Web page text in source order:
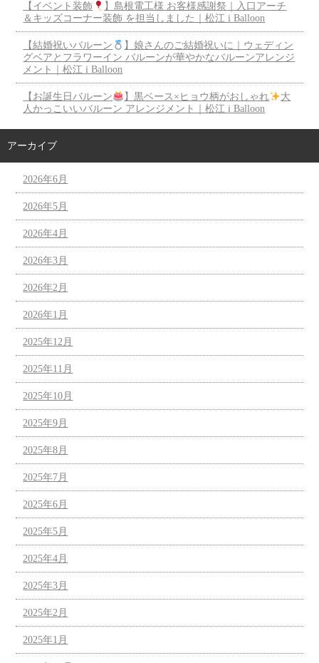
【イベント装飾
】島根電工様 お客様感謝祭｜入口アーチ
＆キッズコーナー装飾 を担当しました｜松江 i Balloon
【結婚祝いバルーン
】娘さんのご結婚祝いに｜ウェディン
グベアとフラワーイン バルーンが華やかなバルーンアレンジ
メント｜松江 i Balloon
【お誕生日バルーン 】黒ベース×ヒョウ柄がおしゃれ
大
人かっこいいバルーン アレンジメント｜松江 i Balloon
アーカイブ
2026年6月
2026年5月
2026年4月
2026年3月
2026年2月
2026年1月
2025年12月
2025年11月
2025年10月
2025年9月
2025年8月
2025年7月
2025年6月
2025年5月
2025年4月
2025年3月
2025年2月
2025年1月